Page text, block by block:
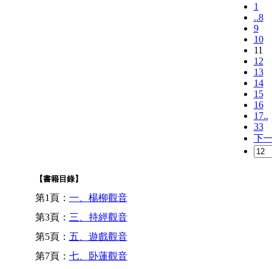
1
..8
9
10
11
12
13
14
15
16
17..
33
下
【書籍目錄】
第1頁： 一、楊柳觀音
第3頁： 三、持經觀音
第5頁： 五、遊戲觀音
第7頁： 七、卧蓮觀音